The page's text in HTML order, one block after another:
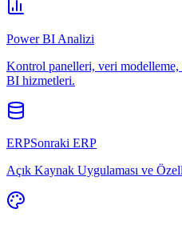
Power BI Analizi
Kontrol panelleri, veri modelleme,
BI hizmetleri.
ERPSonraki ERP
Açık Kaynak Uygulaması ve